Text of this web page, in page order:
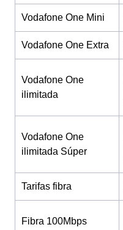
Vodafone One Mini
Vodafone One Extra
Vodafone One
ilimitada
Vodafone One
ilimitada Súper
Tarifas fibra
Fibra 100Mbps